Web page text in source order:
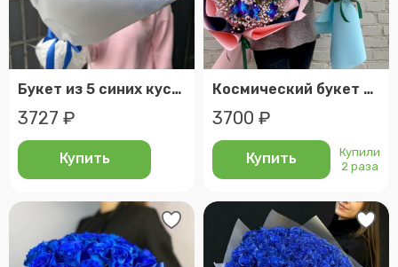
Букет из 5 синих кустовых хризантем
3727 ₽
Купить
Космический букет из орхидей с гипсофилой
3700 ₽
Купить
Купили
2 раза